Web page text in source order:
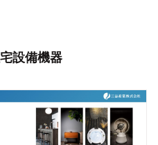
設備機器